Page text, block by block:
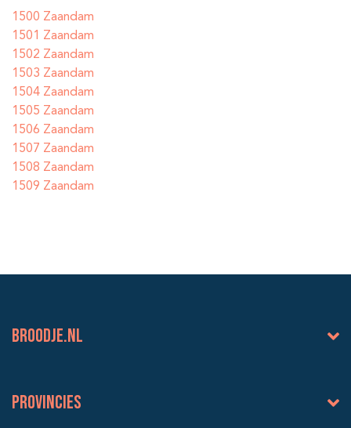
1500 Zaandam
1501 Zaandam
1502 Zaandam
1503 Zaandam
1504 Zaandam
1505 Zaandam
1506 Zaandam
1507 Zaandam
1508 Zaandam
1509 Zaandam
BROODJE.NL
Provincies